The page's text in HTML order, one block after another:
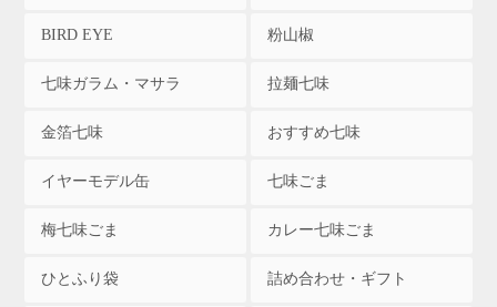
BIRD EYE 粉山椒
七味ガラム・マサラ 拉麺七味
金箔七味 おすすめ七味
イヤーモデル缶 七味ごま
梅七味ごま カレー七味ごま
ひとふり袋 詰め合わせ・ギフト